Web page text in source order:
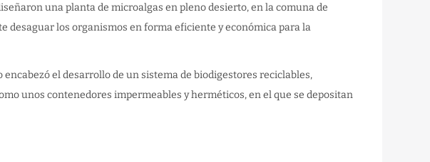
una planta de microalgas en pleno desierto, en la comuna de
desaguar los organismos en forma eficiente y económica para la
el desarrollo de un sistema de biodigestores reciclables,
unos contenedores impermeables y herméticos, en el que se depositan